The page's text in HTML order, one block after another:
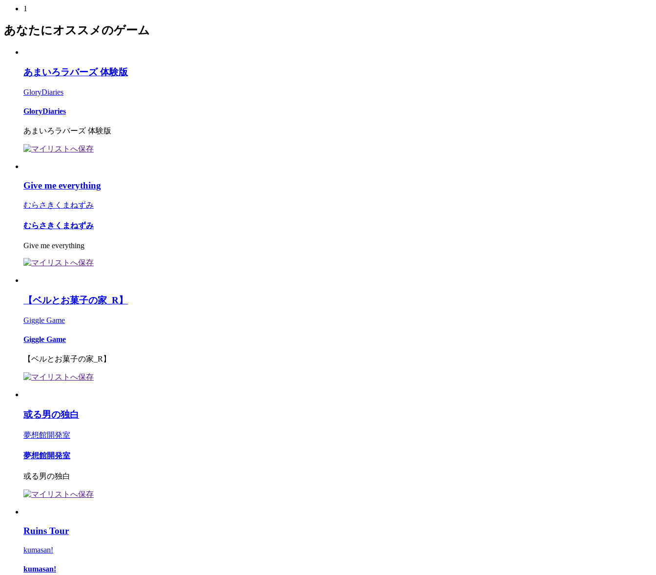
1
あなたにオススメのゲーム
あまいろラバーズ 体験版
GloryDiaries
GloryDiaries
あまいろラバーズ 体験版
Give me everything
むらさきくまねずみ
むらさきくまねずみ
Give me everything
【ベルとお菓子の家_R】
Giggle Game
Giggle Game
【ベルとお菓子の家_R】
或る男の独白
夢想館開発室
夢想館開発室
或る男の独白
Ruins Tour
kumasan!
kumasan!